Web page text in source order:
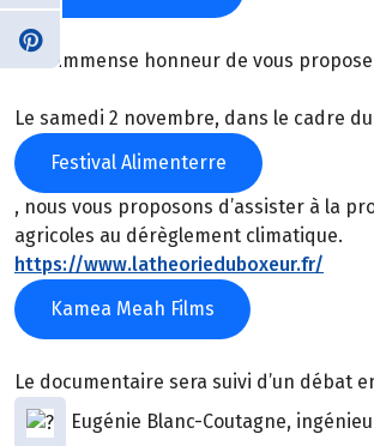
ont l’immense honneur de vous
Le samedi 2 novembre, dans le cadre du
Festival Alimenterre
, nous vous proposons d’assister à la
agricoles au dérèglement climatique.
https://www.latheorieduboxeur.fr/
Kamea Meah Films
Le documentaire sera suivi d’un débat
Eugénie Blanc-Coutagne,